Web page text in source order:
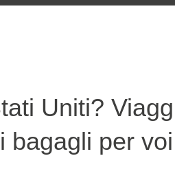
Uniti?
bagagli per